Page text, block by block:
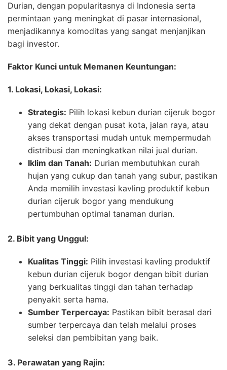
Durian, dengan popularitasnya di Indonesia serta
permintaan yang meningkat di pasar internasional,
menjadikannya komoditas yang sangat menjanjikan
bagi investor.
Faktor Kunci untuk Memanen Keuntungan:
1. Lokasi, Lokasi, Lokasi:
Strategis: Pilih lokasi kebun durian cijeruk bogor
yang dekat dengan pusat kota, jalan raya, atau
akses transportasi mudah untuk mempermudah
distribusi dan meningkatkan nilai jual durian.
Iklim dan Tanah: Durian membutuhkan curah
hujan yang cukup dan tanah yang subur, pastikan
Anda memilih investasi kavling produktif kebun
durian cijeruk bogor yang mendukung
pertumbuhan optimal tanaman durian.
2. Bibit yang Unggul:
Kualitas Tinggi: Pilih investasi kavling produktif
kebun durian cijeruk bogor dengan bibit durian
yang berkualitas tinggi dan tahan terhadap
penyakit serta hama.
Sumber Terpercaya: Pastikan bibit berasal dari
sumber terpercaya dan telah melalui proses
seleksi dan pembibitan yang baik.
3. Perawatan yang Rajin: